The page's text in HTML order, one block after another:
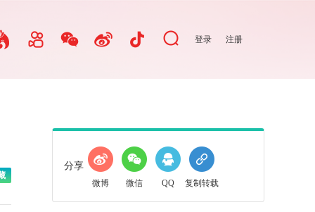
登录 注册
分享
微博 微信 QQ 复制转载